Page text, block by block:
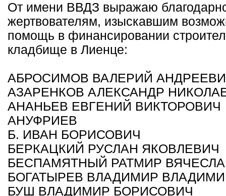
От имени ВВДЗ выражаю
жертвователям, изыскавшим
помощь в финансировании
кладбище в Лиенце:
АБРОСИМОВ ВАЛЕРИЙ
АЗАРЕНКОВ АЛЕКСАНДР
АНАНЬЕВ ЕВГЕНИЙ ВИКТОРОВИЧ
АНУФРИЕВ
Б. ИВАН БОРИСОВИЧ
БЕРКАЦКИЙ РУСЛАН ЯКОВЛЕВИЧ
БЕСПАМЯТНЫЙ РАТМИР
БОГАТЫРЕВ ВЛАДИМИР
БУШ ВЛАДИМИР БОРИСОВИЧ